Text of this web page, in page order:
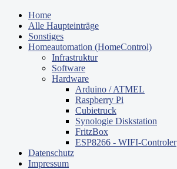
Home
Alle Haupteinträge
Sonstiges
Homeautomation (HomeControl)
Infrastruktur
Software
Hardware
Arduino / ATMEL
Raspberry Pi
Cubietruck
Synologie Diskstation
FritzBox
ESP8266 - WIFI-Controler
Datenschutz
Impressum